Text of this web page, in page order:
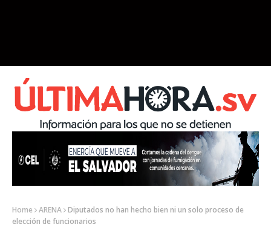
Home ARENA Diputados no han hecho bien ni un solo proceso de
elección de funcionarios